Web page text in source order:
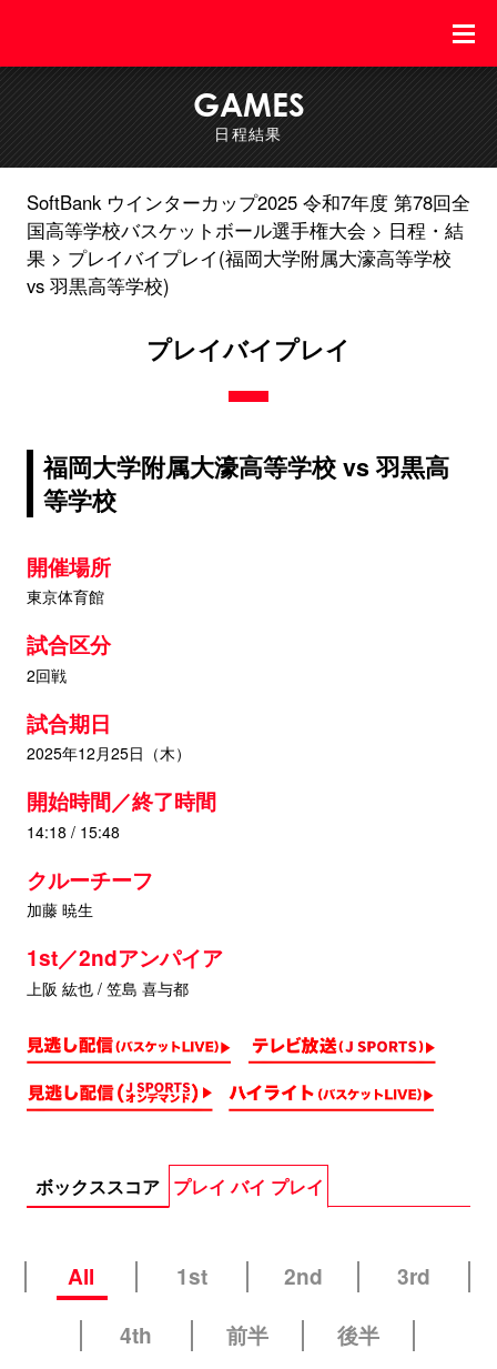
GAMES
日程結果
SoftBank ウインターカップ2025 令和7年度 第78回全
国高等学校バスケットボール選手権大会
日程・結
果
プレイバイプレイ(福岡大学附属大濠高等学校
vs 羽黒高等学校)
プレイバイプレイ
福岡大学附属大濠高等学校 vs 羽黒高
等学校
開催場所
東京体育館
試合区分
2回戦
試合期日
2025年12月25日（木）
開始時間／終了時間
14:18 / 15:48
クルーチーフ
加藤 暁生
1st／2ndアンパイア
上阪 紘也 / 笠島 喜与都
ボックススコア プレイ バイ プレイ
All 1st 2nd
3rd
4th
前半 後半